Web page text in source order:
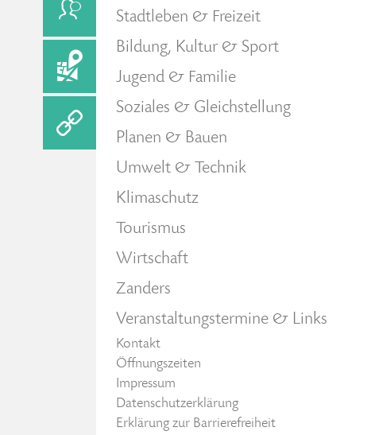
Stadtleben & Freizeit
Bildung, Kultur & Sport
Jugend & Familie
Soziales & Gleichstellung
Planen & Bauen
Umwelt & Technik
Klimaschutz
Tourismus
Wirtschaft
Zanders
Veranstaltungstermine & Links
Kontakt
Öffnungszeiten
Impressum
Datenschutzerklärung
Erklärung zur Barrierefreiheit